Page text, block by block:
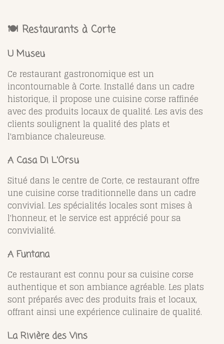
🍽️ Restaurants à Corte
U Museu
Ce restaurant gastronomique est un
incontournable à Corte. Installé dans un cadre
historique, il propose une cuisine corse raffinée
avec des produits locaux de qualité. Les avis des
clients soulignent la qualité des plats et
l'ambiance chaleureuse.
A Casa Di L'Orsu
Situé dans le centre de Corte, ce restaurant offre
une cuisine corse traditionnelle dans un cadre
convivial. Les spécialités locales sont mises à
l'honneur, et le service est apprécié pour sa
convivialité.
A Funtana
Ce restaurant est connu pour sa cuisine corse
authentique et son ambiance agréable. Les plats
sont préparés avec des produits frais et locaux,
offrant ainsi une expérience culinaire de qualité.
La Rivière des Vins